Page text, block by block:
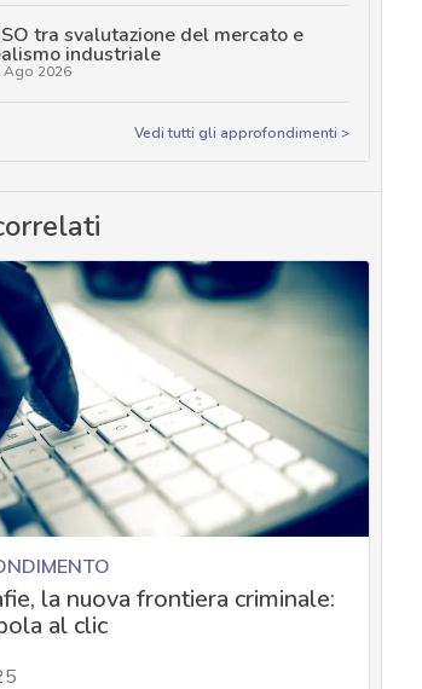
tra svalutazione del mercato e
industriale
Ago 2026
Vedi tutti gli approfondimenti >
la nuova frontiera criminale:
al clic